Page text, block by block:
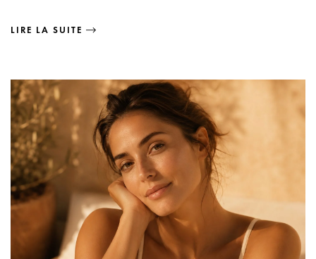
LIRE LA SUITE